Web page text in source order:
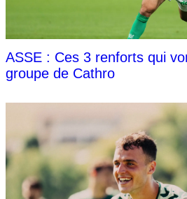
ASSE : Ces 3 renforts qui
groupe de Cathro